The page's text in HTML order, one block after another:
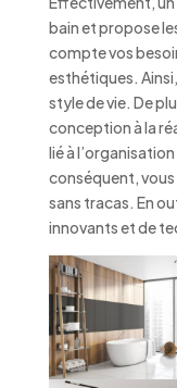
bain et propose
compte vos
esthétiques.
style de vie. De
conception à la
lié à
conséquent,
sans tracas. En
innovants et de